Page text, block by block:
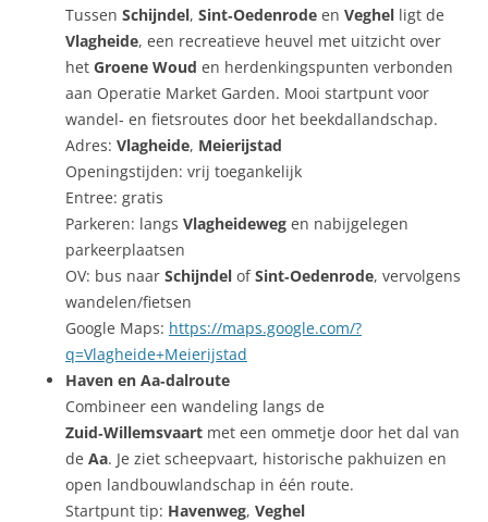
Tussen Schijndel, Sint‑Oedenrode en Veghel ligt de
Vlagheide, een recreatieve heuvel met uitzicht over
het Groene Woud en herdenkingspunten verbonden
aan Operatie Market Garden. Mooi startpunt voor
wandel‑ en fietsroutes door het beekdallandschap.
Adres: Vlagheide, Meierijstad
Openingstijden: vrij toegankelijk
Entree: gratis
Parkeren: langs Vlagheideweg en nabijgelegen
parkeerplaatsen
OV: bus naar Schijndel ofSint‑Oedenrode, vervolgens
wandelen/fietsen
Google Maps: https://maps.google.com/?
q=Vlagheide+Meierijstad
Haven en Aa‑dalroute
Combineer een wandeling langs de
Zuid‑Willemsvaart met een ommetje door het dal van
de Aa. Je ziet scheepvaart, historische pakhuizen en
open landbouwlandschap in één route.
Startpunt tip: Havenweg, Veghel